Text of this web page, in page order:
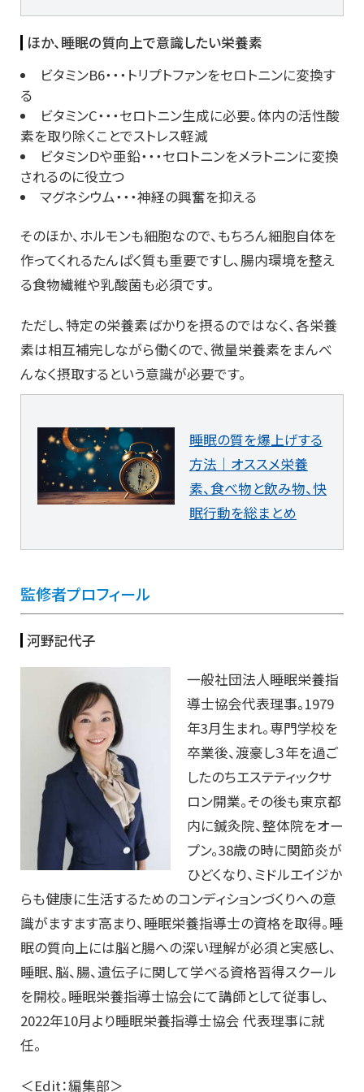
ほか、睡眠の質向上で意識したい栄養素
ビタミンB6・・・トリプトファンをセロトニンに変換す
る
ビタミンC・・・セロトニン生成に必要。体内の活性酸
素を取り除くことでストレス軽減
ビタミンＤや亜鉛・・・セロトニンをメラトニンに変換
されるのに役立つ
マグネシウム・・・神経の興奮を抑える
そのほか、ホルモンも細胞なので、もちろん細胞自体を
作ってくれるたんぱく質も重要ですし、腸内環境を整え
る食物繊維や乳酸菌も必須です。
ただし、特定の栄養素ばかりを摂るのではなく、各栄養
素は相互補完しながら働くので、微量栄養素をまんべ
んなく摂取するという意識が必要です。
睡眠の質を爆上げする
方法｜オススメ栄養
素、食べ物と飲み物、快
眠行動を総まとめ
監修者プロフィール
河野記代子
一般社団法人睡眠栄養指
導士協会代表理事。1979
年3月生まれ。専門学校を
卒業後、渡豪し３年を過ご
したのちエステティックサ
ロン開業。その後も東京都
内に鍼灸院、整体院をオー
プン。38歳の時に関節炎が
ひどくなり、ミドルエイジか
らも健康に生活するためのコンディションづくりへの意
識がますます高まり、睡眠栄養指導士の資格を取得。睡
眠の質向上には脳と腸への深い理解が必須と実感し、
睡眠、脳、腸、遺伝子に関して学べる資格習得スクール
を開校。睡眠栄養指導士協会にて講師として従事し、
2022年10月より睡眠栄養指導士協会 代表理事に就
任。
＜Edit：編集部＞